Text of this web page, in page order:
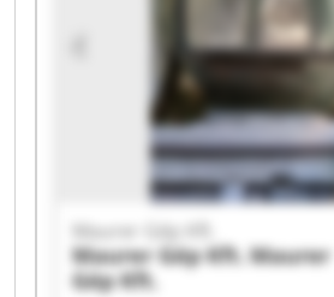
Maurer Gép Kft.
Maurer Gép Kft. Maurer
Gép Kft.